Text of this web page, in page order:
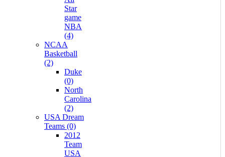
Star
game
NBA
(4)
NCAA
Basketball
(2)
Duke
(0)
North
Carolina
(2)
USA Dream
Teams (0)
2012
Team
USA